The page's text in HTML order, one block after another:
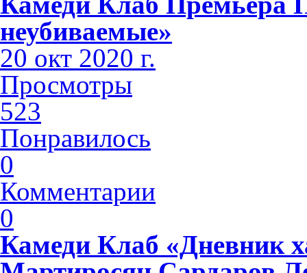
неубиваемые»
20 окт 2020 г.
Просмотры
523
Понравилось
0
Комментарии
0
Камеди Клаб «Дневник